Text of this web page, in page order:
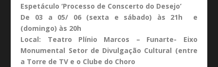
Espetáculo ‘Processo de Conscerto do Desejo’
De 03 a 05/ 06 (sexta e sábado) às 21h e
(domingo) às 20h
Local: Teatro Plínio Marcos – Funarte- Eixo
Monumental Setor de Divulgação Cultural (entre
a Torre de TV e o Clube do Choro